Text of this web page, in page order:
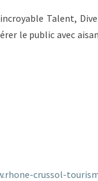
Talent,
le public avec
crussol-